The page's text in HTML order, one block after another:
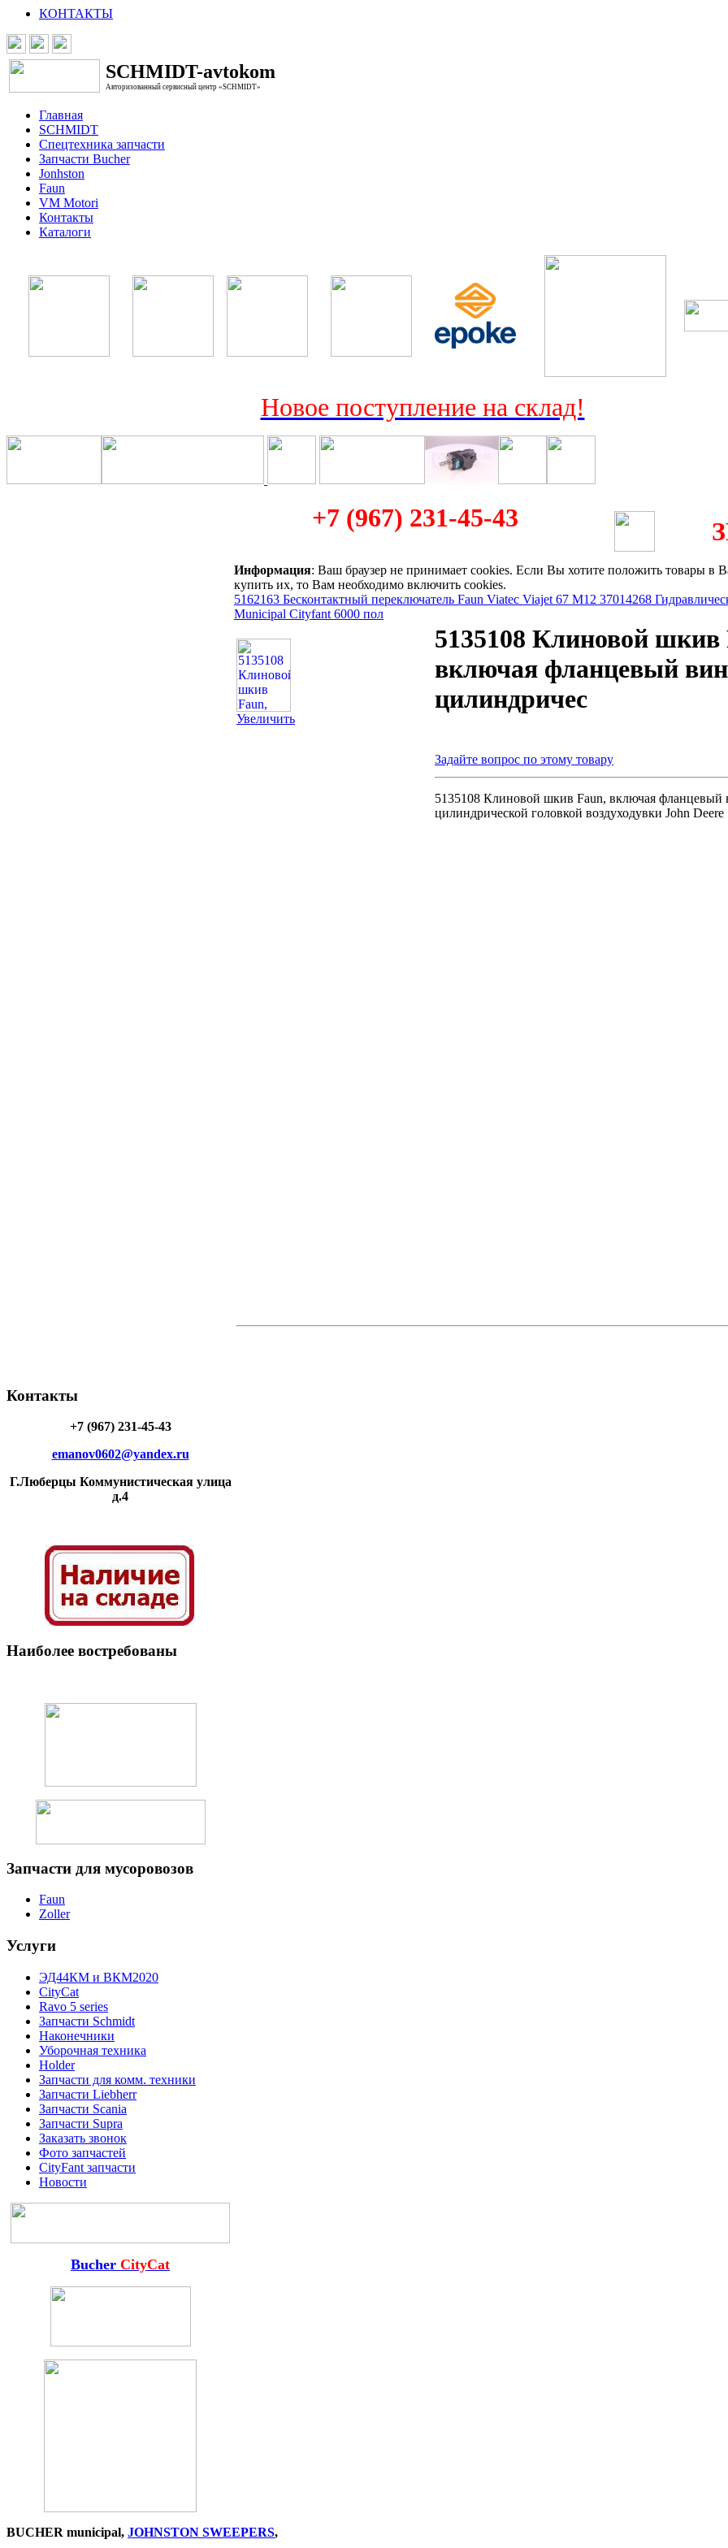
КОНТАКТЫ
SCHMIDT-avtokom
Авторизованный сервисный центр «SCHMIDT»
Главная
SCHMIDT
Спецтехника запчасти
Запчасти Bucher
Jonhston
Faun
VM Motori
Контакты
Каталоги
Новое поступление на склад!
+7 (967) 231-45-43
Информация: Ваш браузер не принимает cookies. Если Вы хотите положить товары в
купить их, то Вам необходимо включить cookies.
5162163 Бесконтактный переключатель Faun Viatec Viajet 67 M12 37014268
Municipal Cityfant 6000 пол
Увеличить
5135108 Клиновой шкив
включая фланцевый
цилиндричес
Задайте вопрос по этому товару
5135108 Клиновой шкив Faun, включая фланцевый
цилиндрической головкой воздуходувки John Deere
Контакты
+7 (967) 231-45-43
emanov0602@yandex.ru
Г.Люберцы Коммунистическая улица
д.4
Наиболее востребованы
Запчасти для мусоровозов
Faun
Zoller
Услуги
ЭД44КМ и ВКМ2020
CityCat
Ravo 5 series
Запчасти Schmidt
Наконечники
Уборочная техника
Holder
Запчасти для комм. техники
Запчасти Liebherr
Запчасти Scania
Запчасти Supra
Заказать звонок
Фото запчастей
CityFant запчасти
Новости
Bucher CityCat
BUCHER municipal, JOHNSTON SWEEPERS,